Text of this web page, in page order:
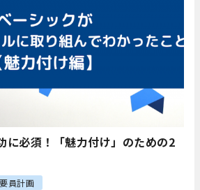
に必須！「魅力付け」のための2
員計画